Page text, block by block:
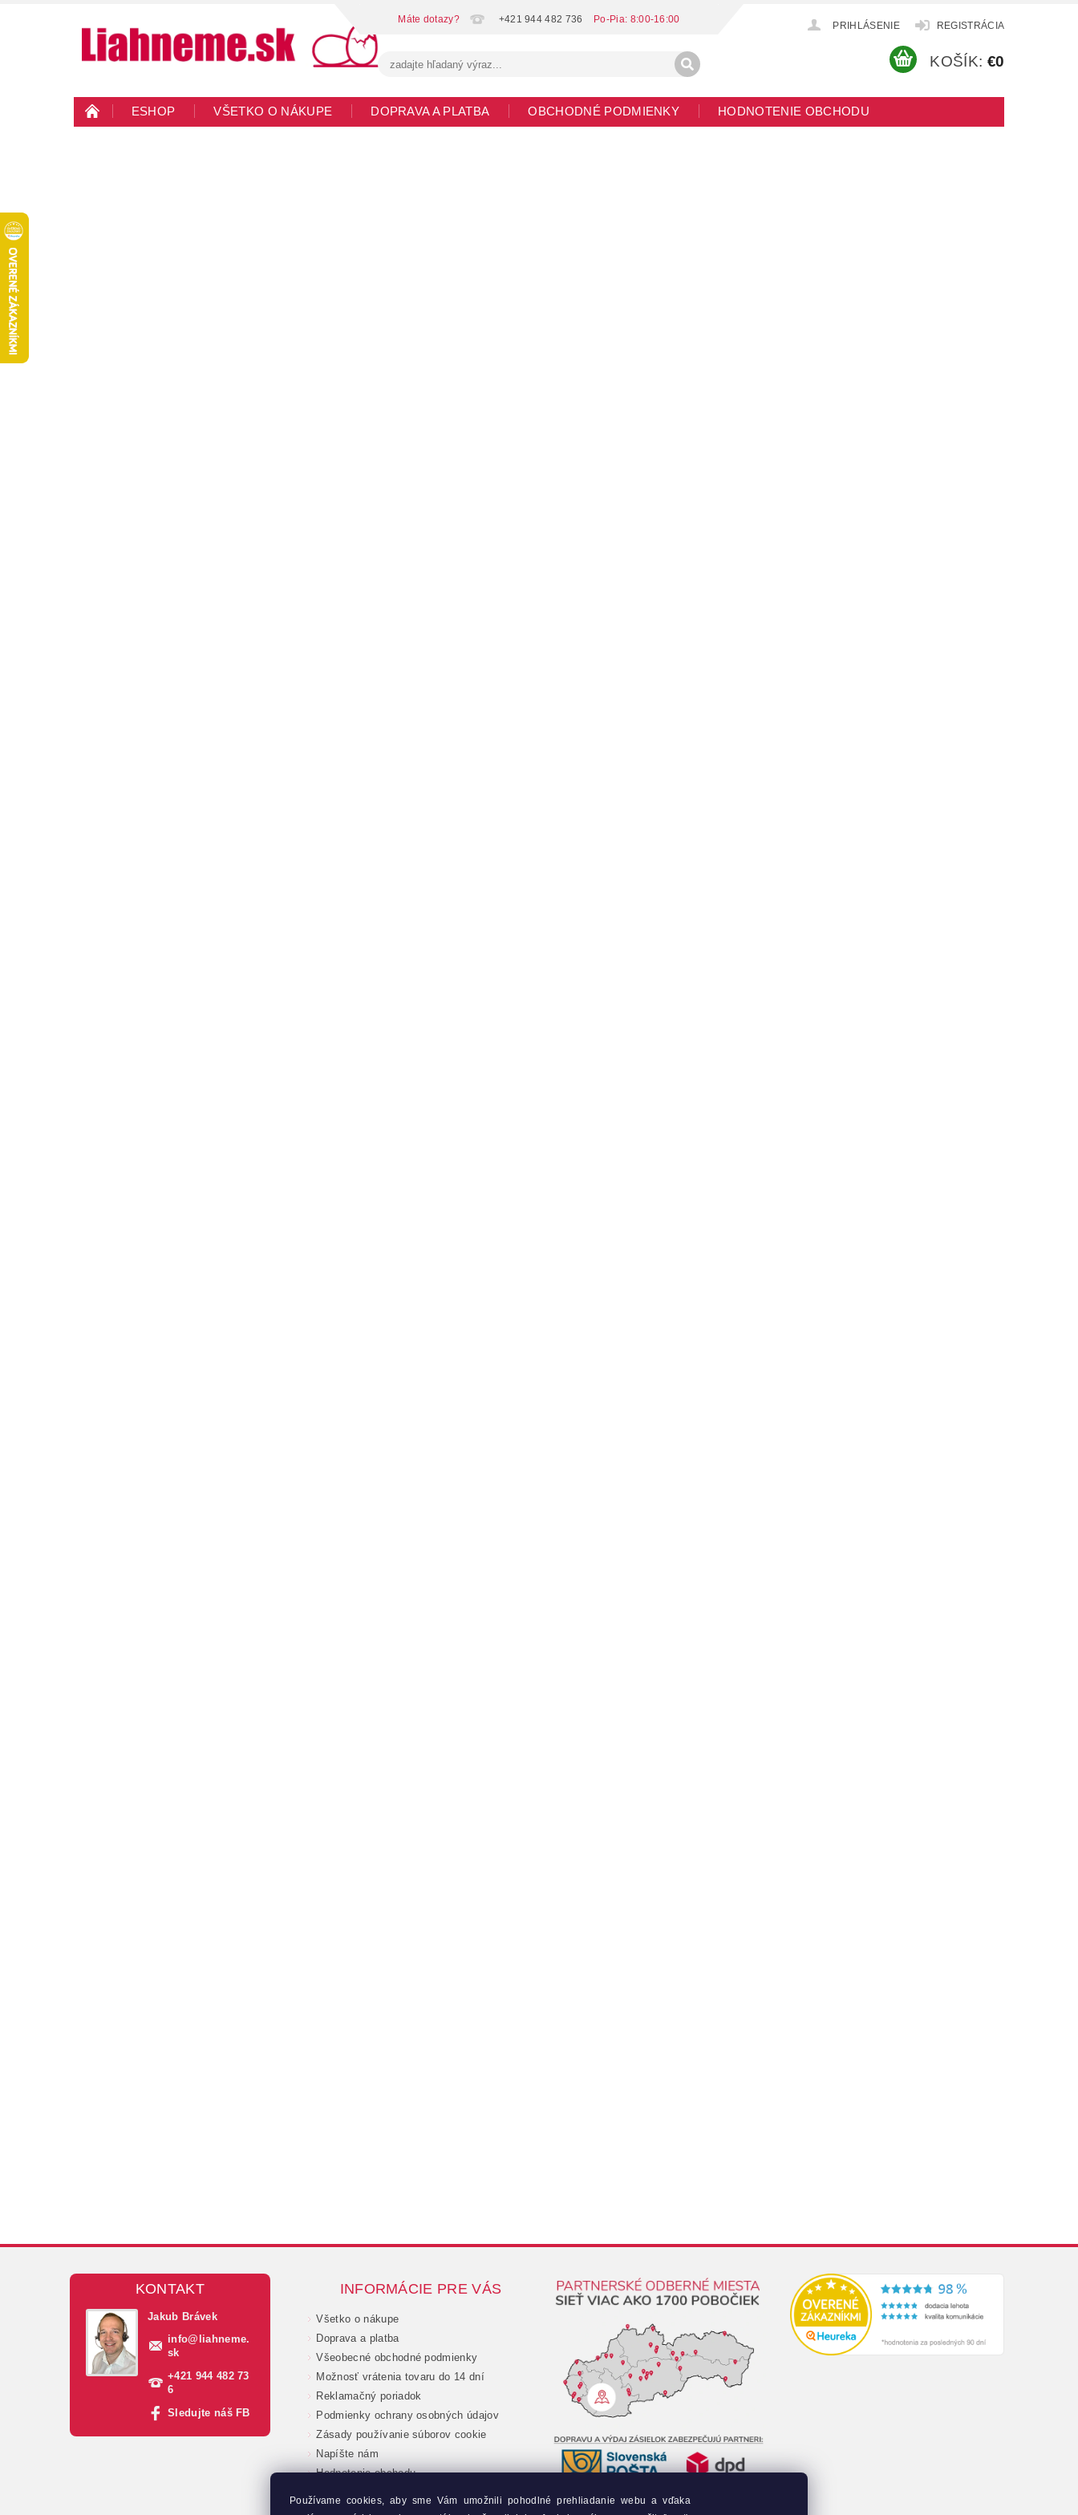
+421 944 482 736
PRIHLÁSENIE REGISTRÁCIA
KOŠÍK: €0
ESHOP VŠETKO O NÁKUPE DOPRAVA A PLATBA OBCHODNÉ PODMIENKY HODNOTENIE OBCHODU
KONTAKT
Jakub Brávek
info@ liahneme.
sk
+421 944 482 73
6
Sledujte náš FB
INFORMÁCIE PRE VÁS
Všetko o nákupe
Doprava a platba
Všeobecné obchodné podmienky
Možnosť vrátenia tovaru do 14 dní
Reklamačný poriadok
Podmienky ochrany osobných údajov
Zásady používanie súborov cookie
Napíšte nám
Hodnotenie obchodu
Moja objednávka
Používame cookies, aby sme Vám umožnili pohodlné prehliadanie webu a vďaka